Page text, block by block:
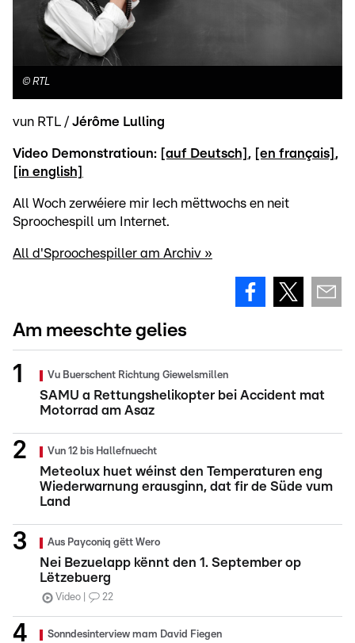
© RTL
vun RTL / Jérôme Lulling
Video Demonstratioun: [auf Deutsch] , [en français] ,
[in english]
All Woch zerwéiere mir Iech mëttwochs en neit
Sproochespill um Internet.
All d'Sproochespiller am Archiv »
Am meeschte gelies
Vu Buerschent Richtung Giewelsmillen
SAMU a Rettungshelikopter bei Accident mat
Motorrad am Asaz
Vun 12 bis Hallefnuecht
Meteolux huet wéinst den Temperaturen eng
Wiederwarnung erausginn, dat fir de Süde vum
Land
Aus Payconiq gëtt Wero
Nei Bezuelapp kënnt den 1. September op
Lëtzebuerg
Video 22
Sonndesinterview mam David Fiegen